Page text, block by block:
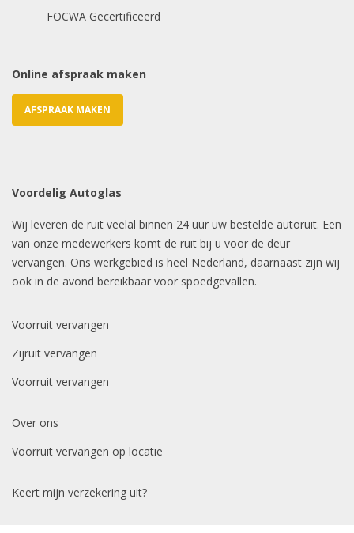
E-mailadres *
FOCWA Gecertificeerd
Online afspraak maken
AFSPRAAK MAKEN
Voordelig Autoglas
Wij leveren de ruit veelal binnen 24 uur uw bestelde autoruit. Een
van onze medewerkers komt de ruit bij u voor de deur
vervangen. Ons werkgebied is heel Nederland, daarnaast zijn wij
ook in de avond bereikbaar voor spoedgevallen.
Voorruit vervangen
Zijruit vervangen
Voorruit vervangen
Over ons
Voorruit vervangen op locatie
Keert mijn verzekering uit?